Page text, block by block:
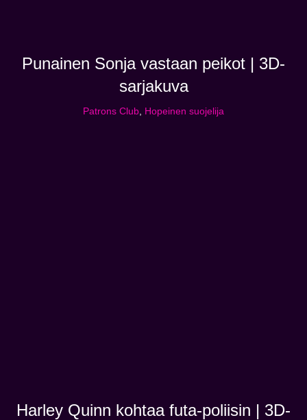
Punainen Sonja vastaan peikot | 3D-
sarjakuva
Patrons Club, Hopeinen suojelija
Harley Quinn kohtaa futa-poliisin | 3D-